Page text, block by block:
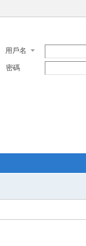
用戶名
密碼